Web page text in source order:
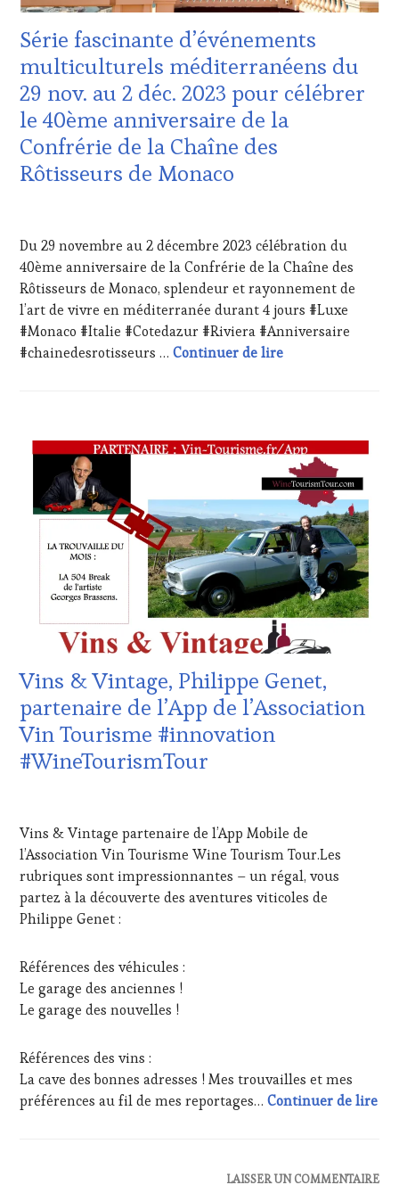
VOUCHER,
TOURISM
FAME,
WINE
TOURISM
TOUR,
WINETASTINGVOUCHER.COM
VIN
EDITION
CLÉS
DU
VIN
ET
DE
LA
HAUTE
INVITATIONS
&
DÉGUSTATIONS,
WINE
TASTING ,
MÉDIAS,
PRESSE
ÉCRITE,
PARTENAIRES
TOURISME,
PRODUCTEURS
TERROIR,
RESTAURATEUR,
CUISINIER,
ŒNOLOGUE,
SALONS
INTERNATIONAUX
WINE
TASTING
VOUCHER,
WINE
TOURISM
FAME ,
TOUR
WINETASTINGVOUCHER.COM
Série fascinante d’événements
multiculturels méditerranéens du
29 nov. au 2 déc. 2023 pour célébrer
le 40ème anniversaire de la
Confrérie de la Chaîne des
Rôtisseurs de Monaco
2023
Du 29 novembre au 2 décembre 2023 célébration du
40ème anniversaire de la Confrérie de la Chaîne des
Rôtisseurs de Monaco, splendeur et rayonnement de
l’art de vivre en méditerranée durant 4 jours #Luxe
#Monaco #Italie #Cotedazur #Riviera #Anniversaire
#chainedesrotisseurs …Continuer de lireSérie fascinante
WINE
TASTING
VOUCHER,
PROVENCE,
DOMAINE
ADHÉRENT,
EDITION
CLÉS
DU
VIN
ET
GASTRONOMIE
FRANÇAISE,
INVITATIONS
&
DÉGUSTATIONS,
WINE
MÉDIAS,
PRESSE
ÉCRITE,
RADIO,
WEB,
OENOTOURISME
PARTENAIRES
VIN
Vins & Vintage, Philippe Genet,
partenaire de l’App de l’Association
Vin Tourisme #innovation
#WineTourismTour
2023
Vins & Vintage partenaire de l’App Mobile de
l’Association Vin Tourisme Wine Tourism Tour.Les
rubriques sont impressionnantes – un régal, vous
partez à la découverte des aventures viticoles de
Philippe Genet :
Références des véhicules :
Le garage des anciennes !
Le garage des nouvelles !
Références des vins :
La cave des bonnes adresses ! Mes trouvailles et mes
préférences au fil de mes reportages…Continuer de lire
LAISSER UN COMMENTAIRE